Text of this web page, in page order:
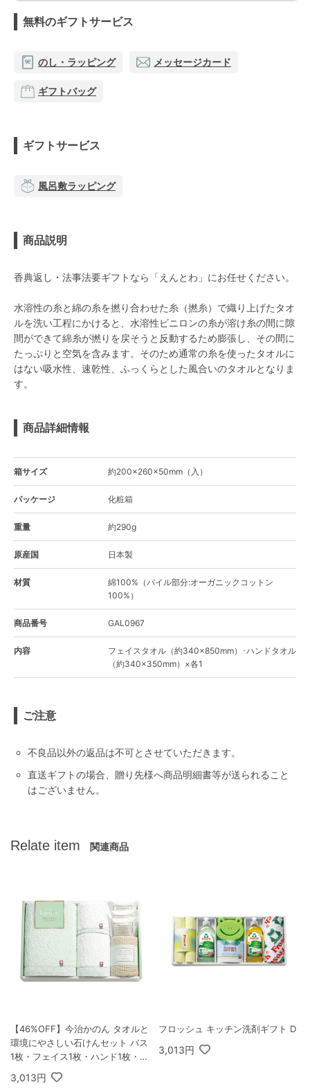
無料のギフトサービス
のし・ラッピング メッセージカード
ギフトバッグ
ギフトサービス
風呂敷ラッピング
商品説明
香典返し・法事法要ギフトなら「えんとわ」にお任せください。
水溶性の糸と綿の糸を撚り合わせた糸（撚糸）で織り上げたタオ
ルを洗い工程にかけると、水溶性ビニロンの糸が溶け糸の間に隙
間ができて綿糸が撚りを戻そうと反動するため膨張し、その間に
たっぷりと空気を含みます。そのため通常の糸を使ったタオルに
はない吸水性、速乾性、ふっくらとした風合いのタオルとなりま
す。
商品詳細情報
箱サイズ 約200×260×50mm（入）
パッケージ 化粧箱
重量 約290g
原産国 日本製
材質
綿100%（パイル部分:オーガニックコットン
100%）
商品番号 GAL0967
内容
フェイスタオル（約340×850mm）･ハンドタオル
（約340×350mm）×各1
ご注意
不良品以外の返品は不可とさせていただきます。
直送ギフトの場合、贈り先様へ商品明細書等が送られること
はございません。
Relate item 関連商品
【46%OFF】今治かのん タオルと
環境にやさしい石けんセット バス
1枚・フェイス1枚・ハンド1枚・綿
ボディタオル1枚・石けん3個
3,013円
フロッシュ キッチン洗剤ギフト D
3,013円